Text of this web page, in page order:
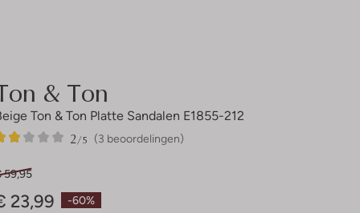
& Ton
Ton & Ton Platte Sandalen E1855-212
(3 beoordelingen)
2/5
-60%
59,95
23,99